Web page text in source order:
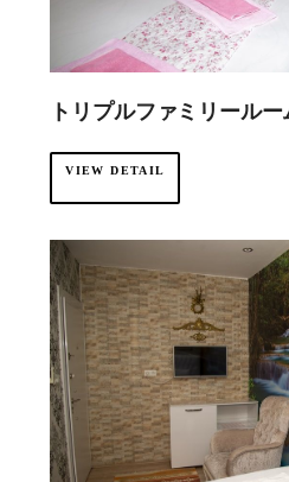
トリプルファミリールー
VIEW DETAIL